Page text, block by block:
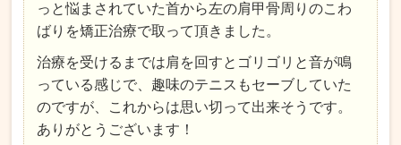
っと悩まされていた首から左の肩甲骨周りのこわ
ばりを矯正治療で取って頂きました。
治療を受けるまでは肩を回すとゴリゴリと音が鳴
っている感じで、趣味のテニスもセーブしていた
のですが、これからは思い切って出来そうです。
ありがとうございます！